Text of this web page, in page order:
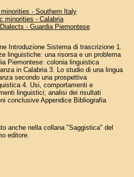
- Southern Italy
minorities - Calabria
- Guardia Piemontese
Introduzione Sistema di trascrizione 1.
linguistiche: una risorsa e un problema
Piemontese: colonia linguistica
in Calabria 3. Lo studio di una lingua
secondo una prospettiva
4. Usi, comportamenti e
linguistici; analisi dei risultati
conclusive Appendice Bibliografia
anche nella collana "Saggistica" del
editore.